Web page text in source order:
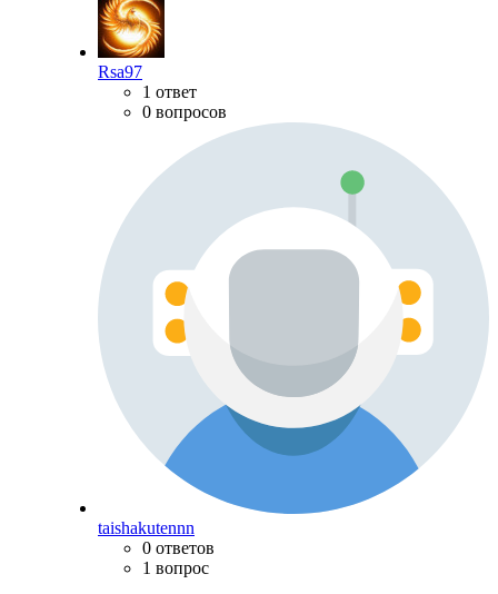
Rsa97
1 ответ
0 вопросов
taishakutennn
0 ответов
1 вопрос